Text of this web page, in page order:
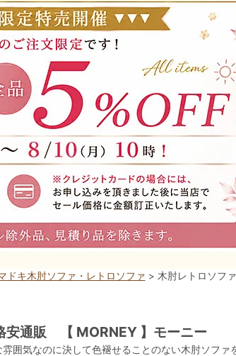
ドキ木肘ソファ・レトロソファ > 木肘レトロソフ
通販 【 MORNEY 】モーニー
囲気なのに決して色褪せることのない木肘ソファ